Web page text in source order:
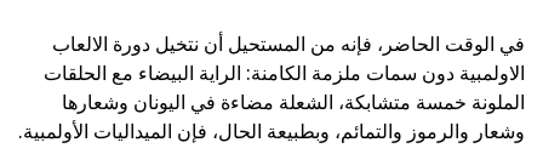
في الوقت الحاضر، فإنه من المستحيل أن نتخيل دورة الالعاب
الاولمبية دون سمات ملزمة الكامنة: الراية البيضاء مع الحلقات
الملونة خمسة متشابكة، الشعلة مضاءة في اليونان وشعارها
وشعار والرموز والتمائم، وبطبيعة الحال، فإن الميداليات الأولمبية.